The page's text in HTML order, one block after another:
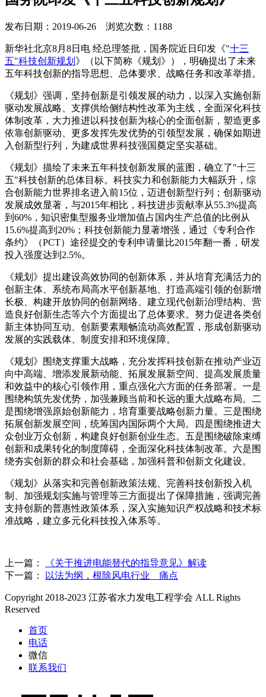
发布日期：2019-06-26 浏览次数：1188
新华社北京8月8日电 经总理签批，国务院近日印发《"十三
五"科技创新规划 》（以下简称《规划》），明确提出了未来
五年科技创新的指导思想、总体要求、战略任务和改革举措。
《规划》强调，坚持创新是引领发展的动力，以深入实施创新
驱动发展战略、支撑供给侧结构性改革为主线，全面深化科技
体制改革，大力推进以科技创新为核心的全面创新，塑造更多
依靠创新驱动、更多发挥先发优势的引领型发展，确保如期进
入创新型行列，为建成世界科技强国奠定坚实基础。
《规划》描绘了未来五年科技创新发展的蓝图，确立了"十三
五"科技创新的总体目标。科技实力和创新能力大幅跃升，综
合创新能力世界排名进入前15位，迈进创新型行列；创新驱动
发展成效显著，与2015年相比，科技进步贡献率从55.3%提高
到60%，知识密集型服务业增加值占国内生产总值的比例从
15.6%提高到20%；科技创新能力显著增强，通过《专利合作
条约》（PCT）途径提交的专利申请量比2015年翻一番，研发
投入强度达到2.5%。
《规划》提出建设高效协同的创新体系，并从培育充满活力的
创新主体、系统布局高水平创新基地、打造高端引领的创新增
长极、构建开放协同的创新网络、建立现代创新治理结构、营
造良好创新生态等六个方面提出了总体要求。努力促进各类创
新主体协同互动、创新要素顺畅流动高效配置，形成创新驱动
发展的实践载体、制度安排和环境保障。
《规划》围绕支撑重大战略，充分发挥科技创新在推动产业迈
向中高端、增添发展新动能、拓展发展新空间、提高发展质量
和效益中的核心引领作用，重点强化六方面的任务部署。一是
围绕构筑先发优势，加强兼顾当前和长远的重大战略布局。二
是围绕增强原始创新能力，培育重要战略创新力量。三是围绕
拓展创新发展空间，统筹国内国际两个大局。四是围绕推进大
众创业万众创新，构建良好创新创业生态。五是围绕破除束缚
创新和成果转化的制度障碍，全面深化科技体制改革。六是围
绕夯实创新的群众和社会基础，加强科普和创新文化建设。
《规划》从落实和完善创新政策法规、完善科技创新投入机
制、加强规划实施与管理等三方面提出了保障措施，强调完善
支持创新的普惠性政策体系，深入实施知识产权战略和技术标
准战略，建立多元化科技投入体系等。
上一篇：
《关于推进电能替代的指导意见》解读
下一篇：
以法为纲，根除风电行业 痛点
Copyright 2018-2023 江苏省水力发电工程学会 ALL Rights
Reserved
首页
电话
微信
联系我们